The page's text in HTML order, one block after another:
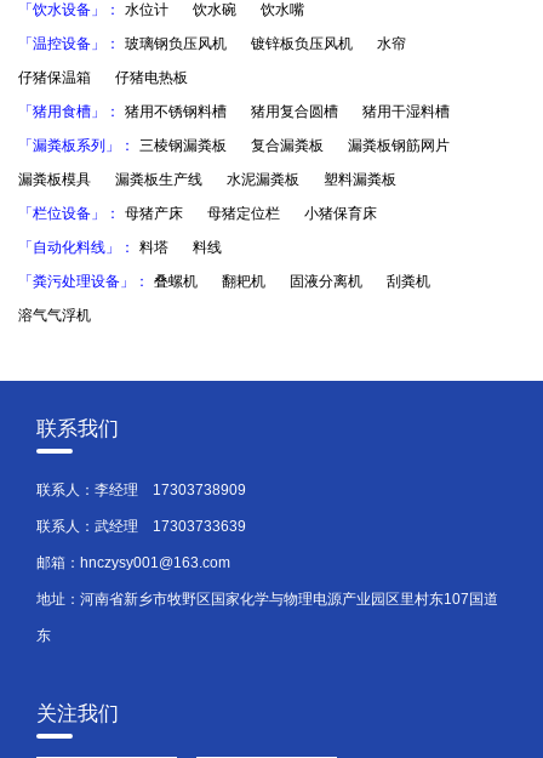
「饮水设备」： 水位计 饮水碗
饮水嘴
「温控设备」：
玻璃钢负压风机 镀锌板负压风机
水帘
仔猪保温箱
仔猪电热板
「猪用食槽」：
猪用不锈钢料槽 猪用复合圆槽
猪用干湿料槽
「漏粪板系列」：
三棱钢漏粪板 复合漏粪板
漏粪板钢筋网片
漏粪板模具
漏粪板生产线 水泥漏粪板
塑料漏粪板
「栏位设备」：
母猪产床 母猪定位栏
小猪保育床
「自动化料线」：
料塔
料线
「粪污处理设备」：
叠螺机 翻耙机 固液分离机
刮粪机
溶气气浮机
联系我们
联系人：李经理 17303738909
联系人：武经理 17303733639
邮箱：hnczysy001@163.com
地址：河南省新乡市牧野区国家化学与物理电源产业园区里村东107国道
东
关注我们